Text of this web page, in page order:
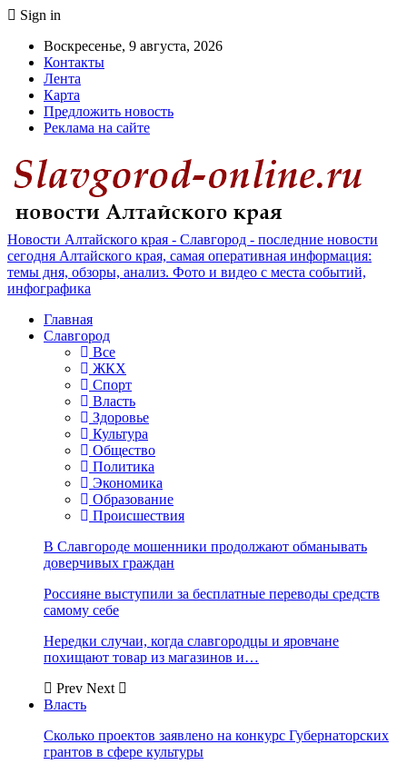
Sign in
Воскресенье, 9 августа, 2026
Контакты
Лента
Карта
Предложить новость
Реклама на сайте
Новости Алтайского края - Славгород - последние новости
сегодня Алтайского края, самая оперативная информация:
темы дня, обзоры, анализ. Фото и видео с места событий,
инфографика
Главная
Славгород
Все
ЖКХ
Спорт
Власть
Здоровье
Культура
Общество
Политика
Экономика
Образование
Происшествия
В Славгороде мошенники продолжают обманывать
доверчивых граждан
Россияне выступили за бесплатные переводы средств
самому себе
Нередки случаи, когда славгородцы и яровчане
похищают товар из магазинов и…
Prev Next
Власть
Сколько проектов заявлено на конкурс Губернаторских
грантов в сфере культуры